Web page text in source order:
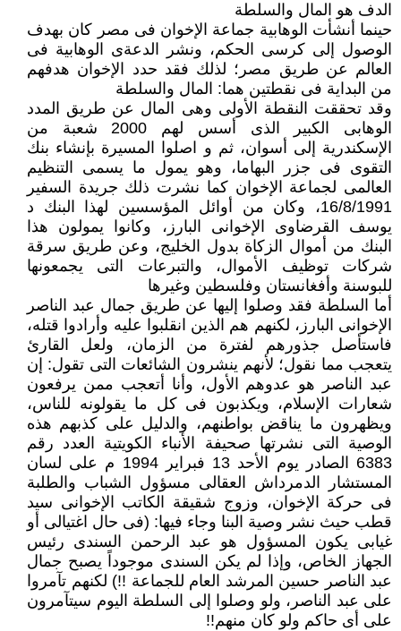
الدف هو المال والسلطة
حينما أنشأت الوهابية جماعة الإخوان فى مصر كان بهدف
الوصول إلى كرسى الحكم، ونشر ‏الدعةى الوهابية فى
العالم عن طريق مصر؛ لذلك فقد حدد الإخوان هدفهم
من البداية فى ‏نقطتين هما: المال والسلطة
وقد تحققت النقطة الأولى وهى المال عن طريق المدد
الوهابى الكبير الذى أسس لهم 2000 ‏شعبة من
الإسكندرية إلى أسوان، ثم و اصلوا المسيرة بإنشاء بنك
التقوى فى جزر البهاما، وهو ‏يمول ما يسمى التنظيم
العالمى لجماعة الإخوان كما نشرت ذلك جريدة السفير
‏‏16/8/1991، وكان من أوائل المؤسسين لهذا البنك د
يوسف القرضاوى الإخوانى البارز، ‏وكانوا يمولون هذا
البنك من أموال الزكاة بدول الخليج، وعن طريق سرقة
شركات توظيف ‏الأموال، والتبرعات التى يجمعونها
للبوسنة وأفغانستان وفلسطين وغيرها
أما السلطة فقد وصلوا إليها عن طريق جمال عبد الناصر
الإخوانى البارز، لكنهم هم الذين ‏انقلبوا عليه وأرادوا قتله،
فاستأصل جذورهم لفترة من الزمان، ولعل القارئ
يتعجب مما نقول؛ ‏لأنهم ينشرون الشائعات التى تقول: إن
عبد الناصر هو عدوهم الأول، وأنا أتعجب ممن يرفعون
‏شعارات الإسلام، ويكذبون فى كل ما يقولونه للناس،
ويظهرون ما يناقض بواطنهم، والدليل على ‏كذبهم هذه
الوصية التى نشرتها صحيفة الأنباء الكويتية العدد رقم
6383 الصادر يوم الأحد ‏‏13 فبراير 1994 م على لسان
المستشار الدمرداش العقالى مسؤول الشباب والطلبة
فى حركة ‏الإخوان، وزوج شقيقة الكاتب الإخوانى سيد
قطب حيث نشر وصية البنا وجاء فيها: (فى حال ‏اغتيالى أو
غيابى يكون المسؤول هو عبد الرحمن السندى رئيس
الجهاز الخاص، وإذا لم يكن ‏السندى موجوداً يصبح جمال
عبد الناصر حسين المرشد العام للجماعة !!) لكنهم تآمروا
على ‏عبد الناصر، ولو وصلوا إلى السلطة اليوم سيتآمرون
على أى حاكم ولو كان منهم‎!!‎